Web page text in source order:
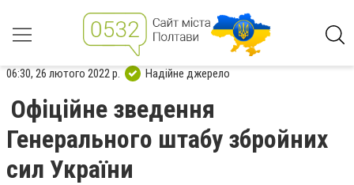
06:30, 26 лютого 2022 р. Надійне джерело
Офіційне зведення
Генерального штабу збройних
сил України